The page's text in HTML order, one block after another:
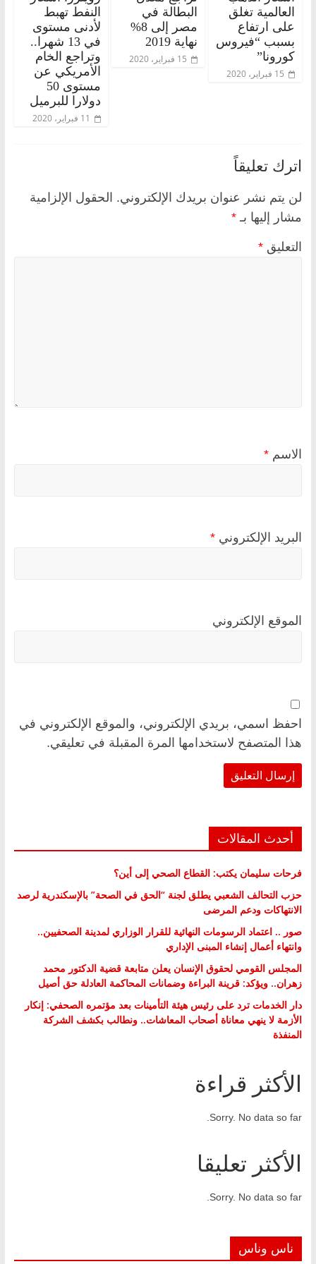
العالمية تغلق
على ارتفاع
بسبب “فيروس
كورونا”
15 فبراير، 2020
البطالة في
مصر إلى 8%
نهاية 2019
15 فبراير، 2020
النفط تهبط
لأدنى مستوى
في 13 شهرا..
وتراجع الخام
الأمريكي عن
مستوى 50
دولارا للبرميل
11 فبراير، 2020
اترك تعليقاً
لن يتم نشر عنوان بريدك الإلكتروني. الحقول الإلزامية
مشار إليها بـ *
التعليق *
الاسم *
البريد الإلكتروني *
الموقع الإلكتروني
احفظ اسمي، بريدي الإلكتروني، والموقع الإلكتروني في
هذا المتصفح لاستخدامها المرة المقبلة في تعليقي.
أحدث المقالات
فرحات سليمان يكتب: القطاع الصحي إلى أين؟
حزب التحالف الشعبي يطلق لجنة “الحق في الصحة” بالإسكندرية لرصد
الانتهاكات ودعم المرضى
صور .. اعتماد الرسومات النهائية للقرار الوزاري لمدينة الصحفيين..
وانتهاء أعمال إنشاء المبنى الإداري
المجلس القومي لحقوق الإنسان يعلن متابعة قضية الدكتور محمد
زهران.. ويؤكد: قرينة البراءة وضمانات المحاكمة العادلة حق أصيل
دار الخدمات ترد على رئيس هيئة التأمينات بعد مؤتمره الصحفي: إنكار
الأزمة لا ينهي معاناة أصحاب المعاشات.. ونطالب بكشف الشركة
المنفذة
الأكثر قراءة
Sorry. No data so far.
الأكثر تعليقا
Sorry. No data so far.
ناس وناس